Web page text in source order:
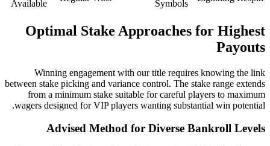
Symbols
Available
Optimal Stake Approaches for Highest
Payouts
Winning engagement with our title requires knowing the link
between stake picking and variance control. The stake range extends
from a minimum stake suitable for careful players to maximum
wagers designed for VIP players wanting substantial win potential.
Advised Method for Diverse Bankroll Levels